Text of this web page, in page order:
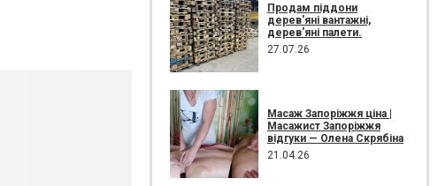
Продам піддони
дерев'яні вантажні,
дерев'яні палети.
27.07.26
Масаж Запоріжжя ціна |
Масажист Запоріжжя
відгуки — Олена Скрябіна
21.04.26